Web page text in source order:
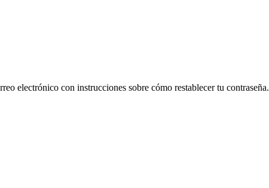
electrónico con instrucciones sobre cómo restablecer tu contraseña.